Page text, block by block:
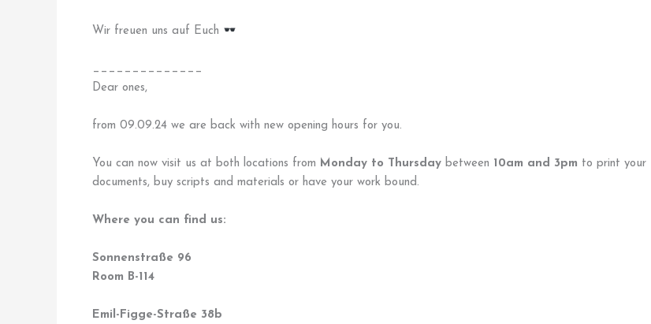
Wir freuen uns auf Euch
______________
Dear ones,
from 09.09.24 we are back with new opening hours for you.
You can now visit us at both locations from Monday to Thursday between 10am and 3pm to print your
documents, buy scripts and materials or have your work bound.
Where you can find us:
Sonnenstraße 96
Room B-114
Emil-Figge-Straße 38b